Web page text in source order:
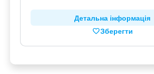
Детальна інформація
Зберегти